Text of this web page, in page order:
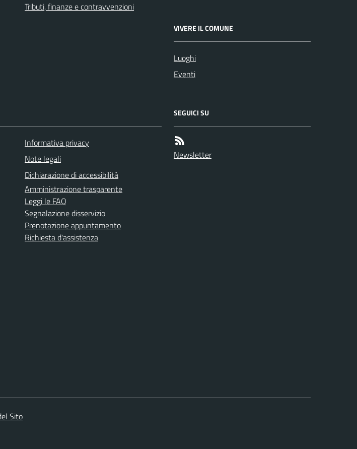
Tributi, finanze e contravvenzioni
VIVERE IL COMUNE
Luoghi
Eventi
Informativa privacy
Note legali
Dichiarazione di accessibilità
Amministrazione trasparente
Leggi le FAQ
Segnalazione disservizio
Prenotazione appuntamento
Richiesta d'assistenza
SEGUICI SU
Newsletter
Sito